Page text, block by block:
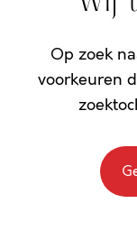
Op zoek
voorkeuren